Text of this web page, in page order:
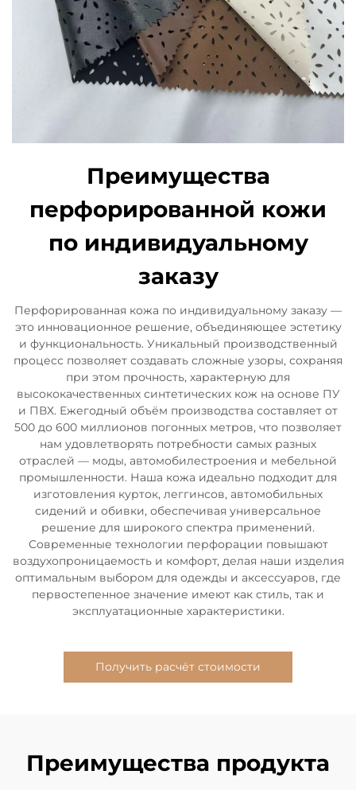
Преимущества
перфорированной кожи
по индивидуальному
заказу
Перфорированная кожа по индивидуальному заказу —
это инновационное решение, объединяющее эстетику
и функциональность. Уникальный производственный
процесс позволяет создавать сложные узоры, сохраняя
при этом прочность, характерную для
высококачественных синтетических кож на основе ПУ
и ПВХ. Ежегодный объём производства составляет от
500 до 600 миллионов погонных метров, что позволяет
нам удовлетворять потребности самых разных
отраслей — моды, автомобилестроения и мебельной
промышленности. Наша кожа идеально подходит для
изготовления курток, леггинсов, автомобильных
сидений и обивки, обеспечивая универсальное
решение для широкого спектра применений.
Современные технологии перфорации повышают
воздухопроницаемость и комфорт, делая наши изделия
оптимальным выбором для одежды и аксессуаров, где
первостепенное значение имеют как стиль, так и
эксплуатационные характеристики.
Получить расчёт стоимости
Преимущества продукта